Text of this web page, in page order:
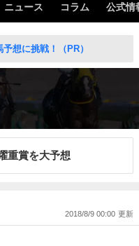
ニュース コラム 公式情
想に挑戦！（PR）
重賞を大予想
2018/8/9 00:00